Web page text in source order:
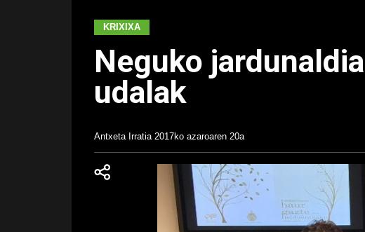
KRIXIXA
Neguko
udalak
Antxeta Irratia 2017ko azaroaren 20a